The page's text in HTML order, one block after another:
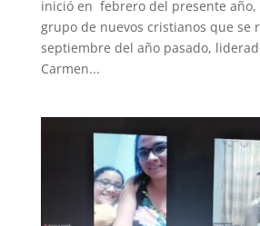
inició en febrero del presente año,
grupo de nuevos cristianos que se
septiembre del año pasado,
Carmen...